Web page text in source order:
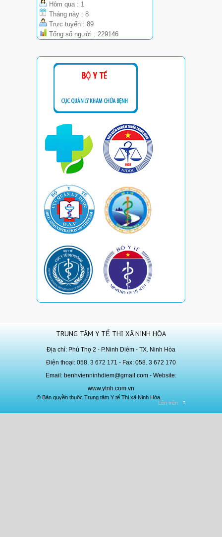
Hôm qua : 1
Tháng này : 8
Trực tuyến : 89
Tổng số người : 229146
TRUNG TÂM Y TẾ THỊ XÃ NINH HÒA
Địa chỉ: Phú Thọ 2 - P.Ninh Diêm - TX. Ninh Hòa
Điện thoại: 058. 3 672 171 - Fax: 058. 3 672 170
Email: benhvienninhdiem@gmail.com - Website:
www.ytnh.com.vn
© Bản quyền thuộc Trung tâm Y tế Thị xã Ninh Hòa.
Lên trên